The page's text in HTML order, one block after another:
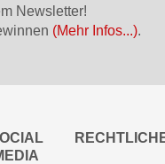
Newsletter!
(Mehr Infos...).